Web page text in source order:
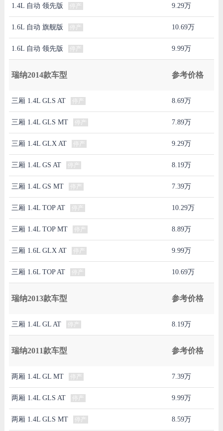
1.4L 自动 领先版 停产 9.29万
1.6L 自动 旗舰版 停产 10.69万
1.6L 自动 领先版 停产 9.99万
瑞纳2014款车型 参考价格
三厢 1.4L GLS AT 停产 8.69万
三厢 1.4L GLS MT 停产 7.89万
三厢 1.4L GLX AT 停产 9.29万
三厢 1.4L GS AT 停产 8.19万
三厢 1.4L GS MT 停产 7.39万
三厢 1.4L TOP AT 停产 10.29万
三厢 1.4L TOP MT 停产 8.89万
三厢 1.6L GLX AT 停产 9.99万
三厢 1.6L TOP AT 停产 10.69万
瑞纳2013款车型 参考价格
三厢 1.4L GL AT 停产 8.19万
瑞纳2011款车型 参考价格
两厢 1.4L GL MT 停产 7.39万
两厢 1.4L GLS AT 停产 9.99万
两厢 1.4L GLS MT 停产 8.59万